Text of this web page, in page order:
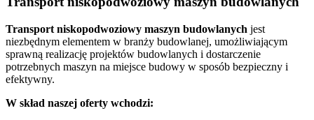
Transport niskopodwoziowy maszyn budowlanych jest
niezbędnym elementem w branży budowlanej, umożliwiającym
sprawną realizację projektów budowlanych i dostarczenie
potrzebnych maszyn na miejsce budowy w sposób bezpieczny i
efektywny.
W skład naszej oferty wchodzi: